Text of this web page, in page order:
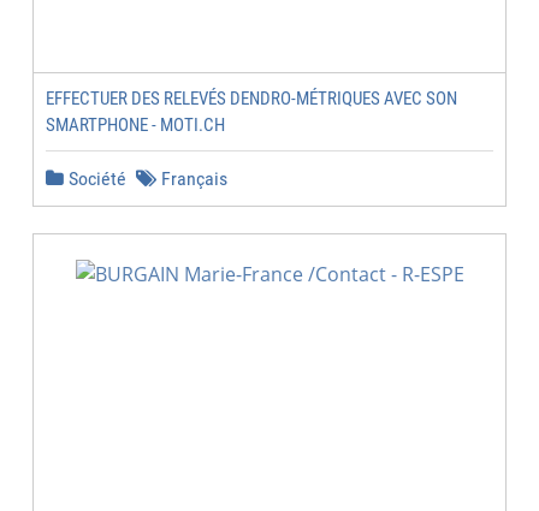
EFFECTUER DES RELEVÉS DENDRO-MÉTRIQUES AVEC SON
SMARTPHONE - MOTI.CH
Société Français